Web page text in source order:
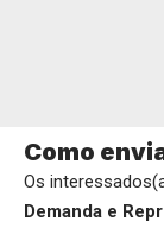
Como
Os
Demanda e